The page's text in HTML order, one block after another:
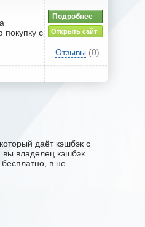
покупку с
Подробнее
Открыть сайт
Отзывы (0)
даёт кэшбэк с
вы владелец кэшбэк
в не